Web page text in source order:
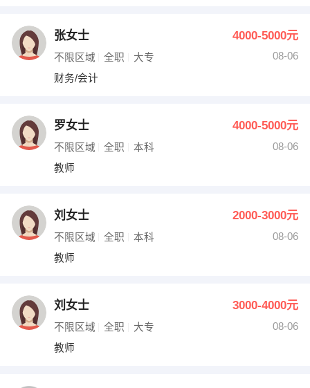
张女士 4000-5000元
不限区域 全职 大专
08-06
财务/会计
罗女士 4000-5000元
不限区域 全职 本科
08-06
教师
刘女士 2000-3000元
不限区域 全职 本科
08-06
教师
刘女士 3000-4000元
不限区域 全职 大专
08-06
教师